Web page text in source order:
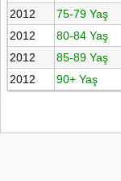
2012
75-79 Yaş
2012
80-84 Yaş
2012
85-89 Yaş
2012
90+ Yaş